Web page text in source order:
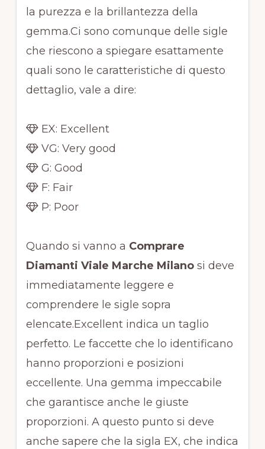
la purezza e la brillantezza della
gemma.Ci sono comunque delle sigle
che riescono a spiegare esattamente
quali sono le caratteristiche di questo
dettaglio, vale a dire:
EX: Excellent
VG: Very good
G: Good
F: Fair
P: Poor
Quando si vanno a Comprare
Diamanti Viale Marche Milanosi deve
immediatamente leggere e
comprendere le sigle sopra
elencate.Excellent indica un taglio
perfetto. Le faccette che lo identificano
hanno proporzioni e posizioni
eccellente. Una gemma impeccabile
che garantisce anche le giuste
proporzioni. A questo punto si deve
anche sapere che la sigla EX, che indica